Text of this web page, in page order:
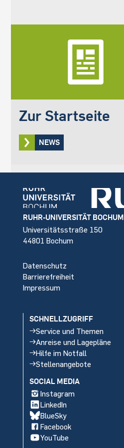
Zur Startseite
NEWS
Footer
RUHR-UNIVERSITÄT BOCHUM
Universitätsstraße 150
44801 Bochum
Datenschutz
Barrierefreiheit
Impressum
SCHNELLZUGRIFF
Service und Themen
Anreise und Lagepläne
Hilfe im Notfall
Stellenangebote
SOCIAL MEDIA
Instagram
LinkedIn
BlueSky
Facebook
YouTube